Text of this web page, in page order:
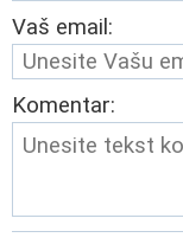
Vaš email:
Komentar: